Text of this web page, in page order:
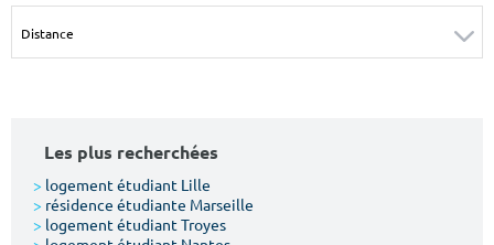
m² m²
Votre date d'entrée
Les plus recherchées
> logement étudiant Lille
> résidence étudiante Marseille
> logement étudiant Troyes